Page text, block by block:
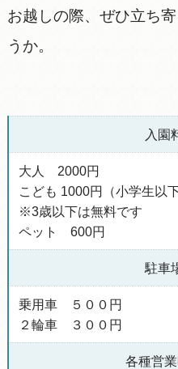
お越しの際、ぜひ立ち
うか。
入園
大人 2000円
こども 1000円（小学生以下
※3歳以下は無料です
ペット 600円
駐車
乗用車 ５００円
２輪車 ３００円
各種営